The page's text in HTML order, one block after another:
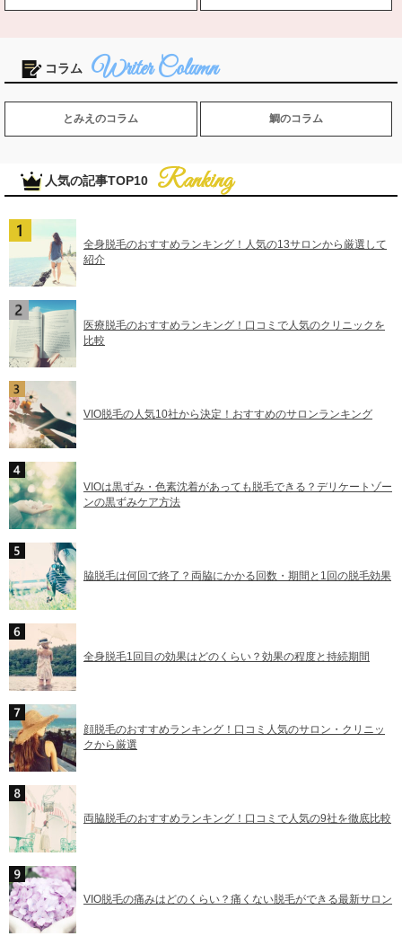
コラム
とみえのコラム 鯛のコラム
人気の記事TOP10
全身脱毛のおすすめランキング！人気の13サロンから厳選して
紹介
医療脱毛のおすすめランキング！口コミで人気のクリニックを
比較
VIO脱毛の人気10社から決定！おすすめのサロンランキング
VIOは黒ずみ・色素沈着があっても脱毛できる？デリケートゾー
ンの黒ずみケア方法
脇脱毛は何回で終了？両脇にかかる回数・期間と1回の脱毛効果
全身脱毛1回目の効果はどのくらい？効果の程度と持続期間
顔脱毛のおすすめランキング！口コミ人気のサロン・クリニッ
クから厳選
両脇脱毛のおすすめランキング！口コミで人気の9社を徹底比較
VIO脱毛の痛みはどのくらい？痛くない脱毛ができる最新サロン